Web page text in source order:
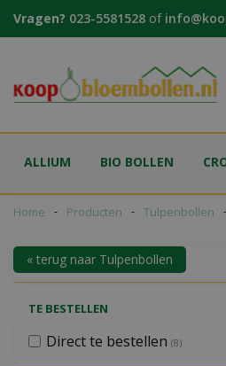
naar
Home Producten Tulpenbollen
Vragen? 023-5581528 of
ALLIUM BIO BOLLEN
« terug naar Tulpenbollen
TE BESTELLEN
Direct te bestellen (8)